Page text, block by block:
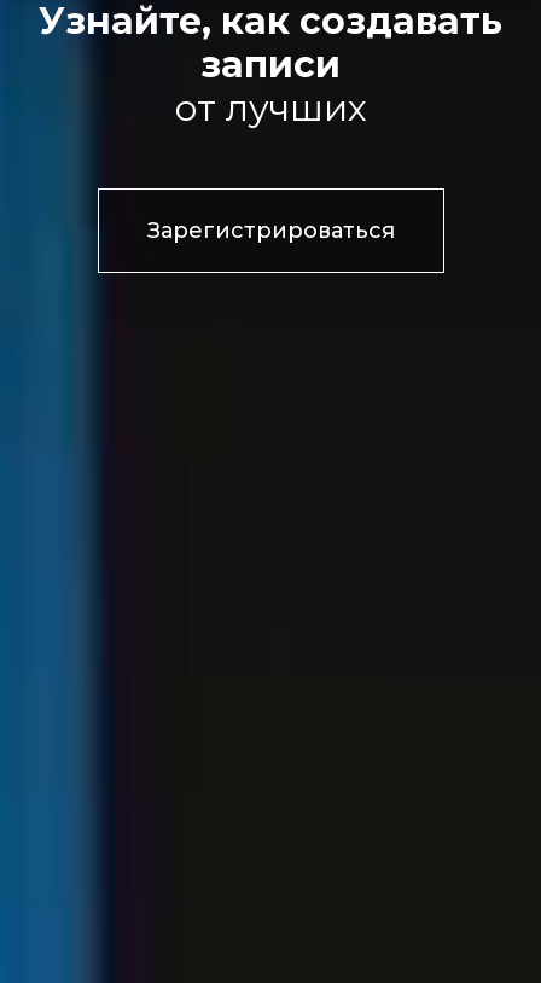
Узнайте, как создавать
записи
от лучших
Зарегистрироваться